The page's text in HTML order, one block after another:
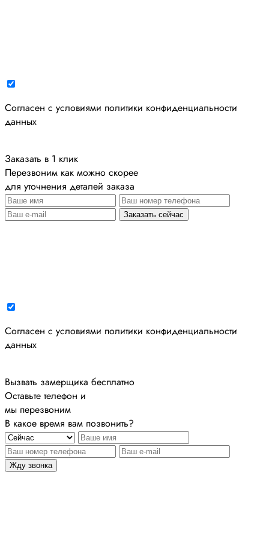
Cогласен с условиями политики конфиденциальности
данных
Заказать в 1 клик
Перезвоним как можно скорее
для уточнения деталей заказа
Заказать сейчас
Cогласен с условиями политики конфиденциальности
данных
Вызвать замерщика бесплатно
Оставьте телефон и
мы перезвоним
В какое время вам позвонить?
Жду звонка